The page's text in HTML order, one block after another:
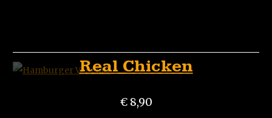
Real Chicken
€ 8,90